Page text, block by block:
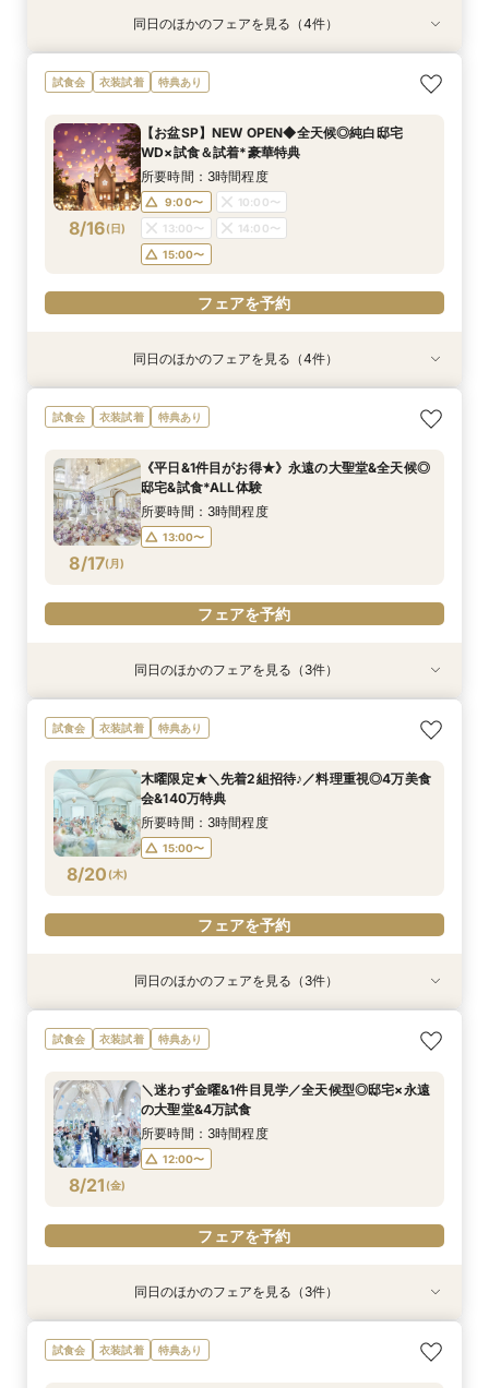
衣装試着 特典あり
8/15(土)
【おもてなし*料理重視◎上質＆全天候】4万試
食＝特選牛×トリュフ◆
8:45〜
9:00〜
15:00〜
16:00〜
17:00〜
フェアを予約
衣装試着 特典あり
8/15(土)
＼パパママ&マタニティも安心／ダンドリや予算
もイチから相談★
8:45〜
9:00〜
15:00〜
16:00〜
17:00〜
フェアを予約
衣装試着 特典あり
8/15(土)
★初めての方も安心★ファーストステップ相談会
♪クチコミ大好評の試食付き！
9:05〜
10:00〜
13:00〜
15:00〜
16:00〜
フェアを予約
衣装試着 特典あり
8/15(土)
《挙式から披露宴までずっと一緒★》自由度抜群
♪ペット婚相談会
9:10〜
10:00〜
13:00〜
16:00〜
17:00〜
フェアを予約
同日のほかのフェアを見る（4件）
試食会 衣装試着 特典あり
8/16(日)
【お盆SP】NEW OPEN◆全天候◎純白邸宅
WD×試食＆試着*豪華特典
所要時間：3時間程度
9:00〜
10:00〜
13:00〜
14:00〜
15:00〜
フェアを予約
衣装試着 特典あり
8/16(日 )
【おもてなし*料理重視◎上質＆全天候】4万試
食＝特選牛×トリュフ◆
8:45〜
9:00〜
15:00〜
16:00〜
17:00〜
衣装試着 特典あり
8/16(日 )
＼パパママ&マタニティも安心★／ダンドリや予
算もイチから相談
9:15〜
10:00〜
13:00〜
16:00〜
17:00〜
衣装試着 特典あり
8/16(日 )
★初めての方も安心★ファーストステップ相談会
♪クチコミ大好評の試食付き！
9:05〜
10:00〜
13:00〜
15:00〜
16:00〜
衣装試着 特典あり
8/16(日 )
《挙式から披露宴までずっと一緒★》自由度抜群
♪ペット婚相談会
9:10〜
10:00〜
13:00〜
16:00〜
17:00〜
同日のほかのフェアを見る（4件）
試食会 衣装試着 特典あり
8/17(月)
《平日&1件目がお得★》永遠の大聖堂&全天候◎
邸宅&試食*ALL体験
所要時間：3時間程度
13:00〜
フェアを予約
衣装試着 特典あり
8/17(月)
＼卒花おすすめ◎初見学／安心ご予算相談×贅沢
試食×ドレス見学
12:00〜
14:00〜
15:00〜
衣装試着 特典あり
8/17(月)
＼パパママ&マタニティも安心★／ダンドリや予
算もイチから相談
12:05〜
14:00〜
15:00〜
衣装試着 特典あり
8/17(月)
《挙式から披露宴までずっと一緒★》自由度抜群
♪ペット婚相談会
12:05〜
14:00〜
15:00〜
同日のほかのフェアを見る（3件）
試食会 衣装試着 特典あり
8/20 (木)
木曜限定★＼先着2組招待♪／料理重視◎4万美食
会&140万特典
所要時間：3時間程度
15:00〜
フェアを予約
衣装試着 特典あり
8/20(木)
＼卒花おすすめ◎初見学／安心ご予算相談×贅沢
試食×ドレス見学
12:00〜
13:00〜
14:00〜
15:00〜
衣装試着 特典あり
8/20(木)
＼パパママ&マタニティも安心★／ダンドリや予
算もイチから相談
12:05〜
13:00〜
14:00〜
15:00〜
衣装試着 特典あり
8/20(木)
《挙式から披露宴までずっと一緒★》自由度抜群
♪ペット婚相談会
12:05〜
13:00〜
14:00〜
15:00〜
同日のほかのフェアを見る（3件）
試食会 衣装試着 特典あり
8/21 (金)
＼迷わず金曜&1件目見学／全天候型◎邸宅×永遠
の大聖堂&4万試食
所要時間：3時間程度
12:00〜
フェアを予約
衣装試着 特典あり
＼卒花おすすめ◎初見学／安心ご予算相談×贅沢
試食×ドレス見学
衣装試着 特典あり
＼パパママ&マタニティも安心★／ダンドリや予
算もイチから相談
衣装試着 特典あり
《挙式から披露宴までずっと一緒★》自由度抜群
♪ペット婚相談会
同日のほかのフェアを見る（3件）
試食会 衣装試着 特典あり